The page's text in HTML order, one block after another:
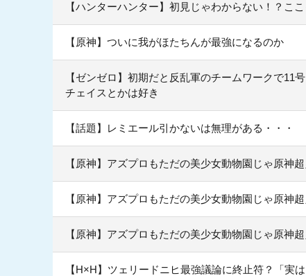
【ハンターハンター】初見じゃわからない！？こ
【原神】ついに我がほたちんが最強になるのか
【ゼンゼロ】初期だと反乱軍のチームワークで11
チェイスとかは好き
【話題】レミエール引かないは無理がある・・・
【原神】アズプロもただの美少女動物園じゃ原神
【原神】アズプロもただの美少女動物園じゃ原神
【原神】アズプロもただの美少女動物園じゃ原神
【H×H】ツェリードニヒ最強議論に終止符？「実